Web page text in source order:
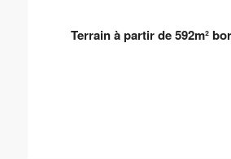
Terrain à partir de 592m²